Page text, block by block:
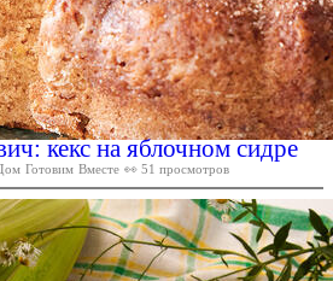
кекс на яблочном сидре
Готовим Вместе 👀 51 просмотров